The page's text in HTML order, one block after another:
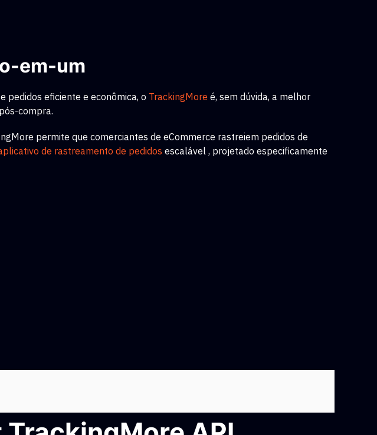
em-um
pedidos eficiente e econômica, o TrackingMore é, sem dúvida, a melhor
compra.
permite que comerciantes de eCommerce rastreiem pedidos de
de rastreamento de pedidos escalável , projetado especificamente